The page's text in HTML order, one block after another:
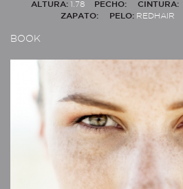
ALTURA: 1.78 PECHO: CINTURA:
ZAPATO:
PELO: REDHAIR
BOOK